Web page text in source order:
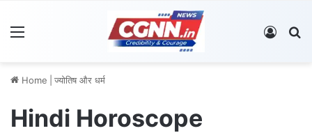
Log In
Home ज्योतिष और धर्म
Hindi Horoscope